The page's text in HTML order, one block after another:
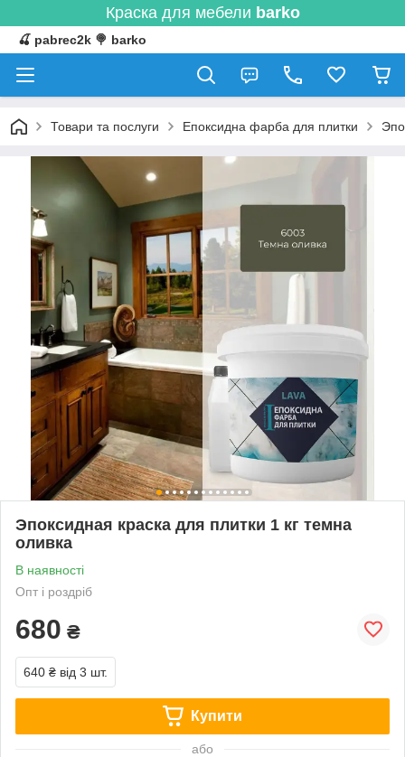
Краска для мебели barko
🍒 pabrec2k 🍭 barko
Товари та послуги Епоксидна фарба для плитки
Эпоксидная краска для плитки 1 кг темна
оливка
В наявності
Опт і роздріб
680 ₴
640 ₴ від 3 шт.
Купити
або